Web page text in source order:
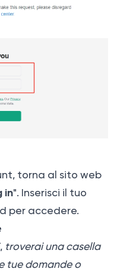
torna al sito web
in". Inserisci il tuo
per accedere.
troverai una casella
tue domande o